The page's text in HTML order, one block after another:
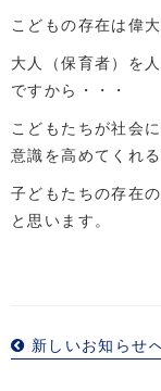
こどもの存在は偉大
大人（保育者）を
ですから・・・
こどもたちが社会
意識を高めてくれ
子どもたちの存在
と思い
新しいお知らせ